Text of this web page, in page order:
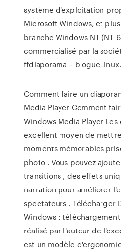
système d'exploitation
Microsoft Windows, et
branche Windows NT (NT
commercialisé par la
ffdiaporama –
Comment faire un
Media Player Comment
Windows Media Player
excellent moyen de
moments mémorables
photo . Vous pouvez
transitions , des effets
narration pour améliorer
spectateurs . Télécharger
Windows :
réalisé par l'auteur de
est un modèle